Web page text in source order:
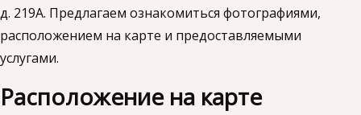
д. 219А. Предлагаем ознакомиться фотографиями,
расположением на карте и предоставляемыми
услугами.
Расположение на карте